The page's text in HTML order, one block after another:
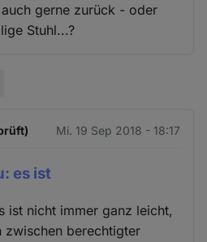
gerne zurück - oder
Stuhl...?
Mi. 19 Sep 2018 - 18:17
es ist
ist nicht immer ganz leicht,
zwischen berechtigter